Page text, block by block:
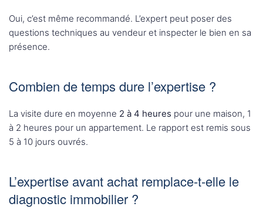
Oui, c’est même recommandé. L’expert peut poser des
questions techniques au vendeur et inspecter le bien en sa
présence.
Combien de temps dure l’expertise ?
La visite dure en moyenne 2 à 4 heures pour une maison, 1
à 2 heures pour un appartement. Le rapport est remis sous
5 à 10 jours ouvrés.
L’expertise avant achat remplace-t-elle le
diagnostic immobilier ?